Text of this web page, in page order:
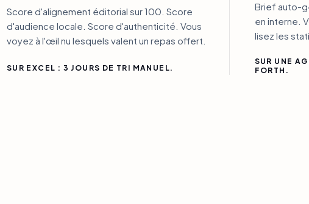
Score d'alignement éditorial sur 100. Score
d'audience locale. Score d'authenticité. Vous
voyez à l'œil nu lesquels valent un repas offert.
SUR EXCEL : 3 JOURS DE TRI MANUEL.
Brief auto-
en interne.
lisez les
SUR UNE
FORTH.